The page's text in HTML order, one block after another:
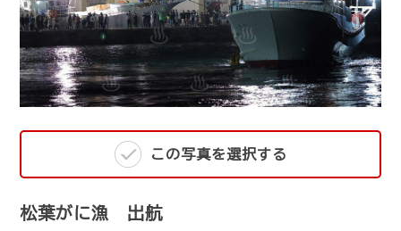
この写真を選択する
松葉がに漁 出航